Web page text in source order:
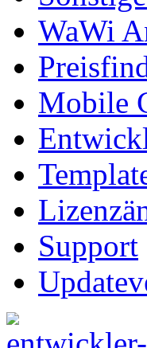
WaWi
Mobile
Support